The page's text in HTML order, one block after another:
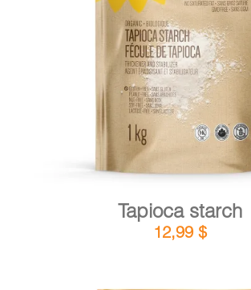
ADD TO CART / DETAILS
Tapioca starch
12,99 $